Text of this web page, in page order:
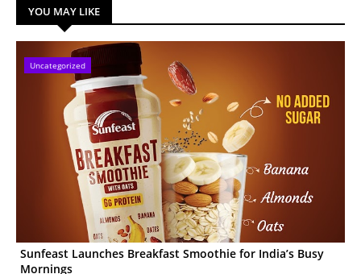
YOU MAY LIKE
Uncategorized
Sunfeast Launches Breakfast Smoothie for India’s Busy
Mornings